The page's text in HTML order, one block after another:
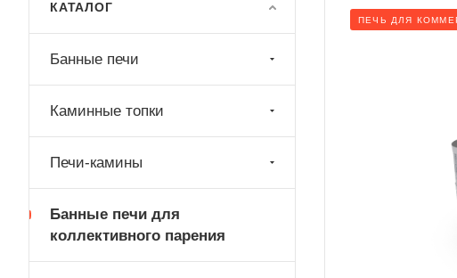
ПЕЧЬ ДЛЯ
КАТАЛОГ
Банные печи
Каминные топки
Печи-камины
Банные печи для
коллективного парения